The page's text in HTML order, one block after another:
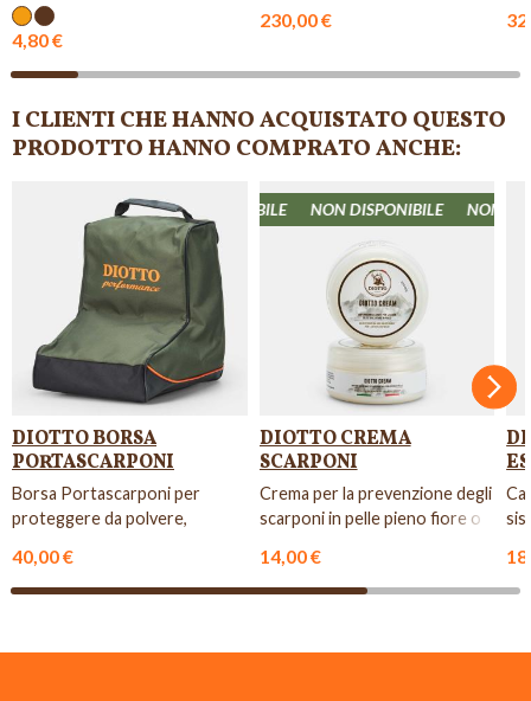
4,80 €
230,00 €
I CLIENTI CHE HANNO ACQUISTATO QUESTO
PRODOTTO HANNO COMPRATO ANCHE:
DIOTTO BORSA
PORTASCARPONI
Borsa Portascarponi per
proteggere da polvere,
40,00 €
NON DISPONIBILE NON DISPONIBILE NON
DIOTTO CREMA
SCARPONI
Crema per la prevenzione degli
scarponi in pelle pieno fiore o
14,00 €